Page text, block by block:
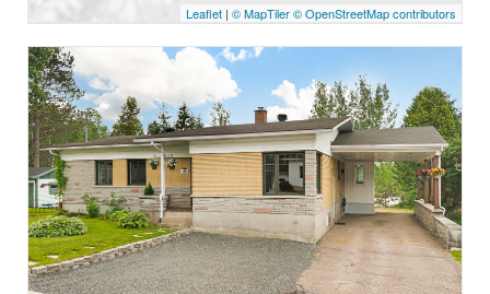
Leaflet | © MapTiler© OpenStreetMap contributors